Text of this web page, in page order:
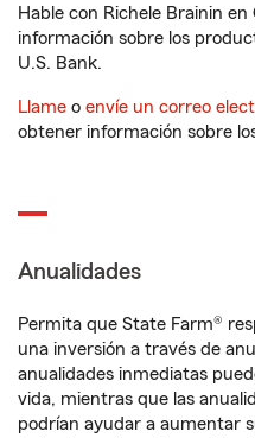
Hable con Richele Brainin
información sobre los
U.S. Bank.
Llame o envíe un correo
obtener información sobre
Anualidades
Permita que State Farm®
una inversión a través de
anualidades inmediatas
vida, mientras que las
podrían ayudar a aumentar